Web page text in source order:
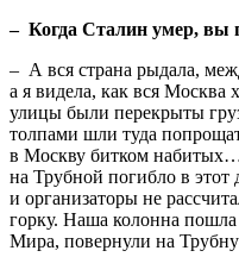
– Когда Сталин умер, вы
– А вся страна рыдала,
а я видела, как вся Москва
улицы были перекрыты
толпами шли туда
в Москву битком
на Трубной погибло в этот
и организаторы не
горку. Наша колонна
Мира, повернули на